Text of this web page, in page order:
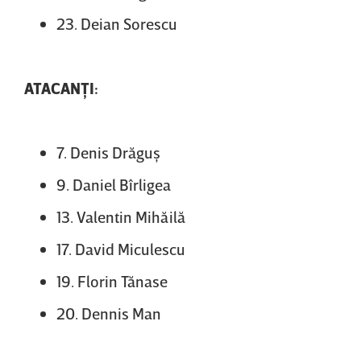
23. Deian Sorescu
ATACANŢI:
7. Denis Drăguş
9. Daniel Bîrligea
13. Valentin Mihăilă
17. David Miculescu
19. Florin Tănase
20. Dennis Man